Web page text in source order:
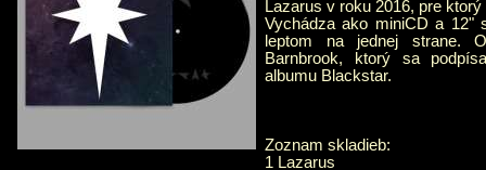
Lazarus v roku 2016, pre
Vychádza ako miniCD a 12"
leptom na jednej strane.
Barnbrook, ktorý sa
albumu Blackstar.
Zoznam skladieb:
1 Lazarus